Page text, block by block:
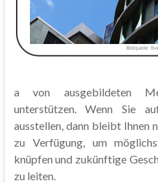
a von ausgebildeten
unterstützen. Wenn Sie
ausstellen, dann bleibt Ihnen
zu Verfügung, um
knüpfen und zukünftige
zu leiten.